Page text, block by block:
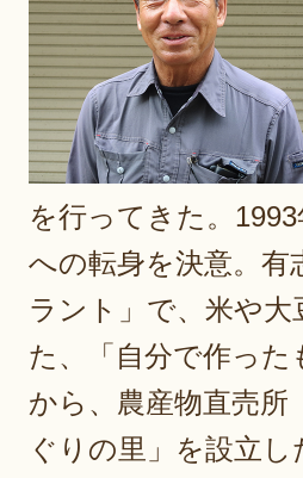
を行ってきた。
への転身を決意。
ラント」で、米や
た、「自分で作っ
から、農産物直売
ぐりの里」を設立